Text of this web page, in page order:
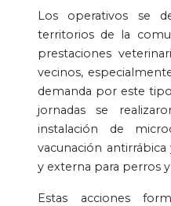
Los operativos se
territorios de la
prestaciones
vecinos,
demanda por este
jornadas se
instalación de
vacunación
y externa para perros
Estas acciones